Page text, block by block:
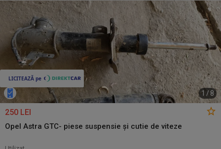
1 / 8
250 LEI
Opel Astra GTC- piese suspensie și cutie de viteze